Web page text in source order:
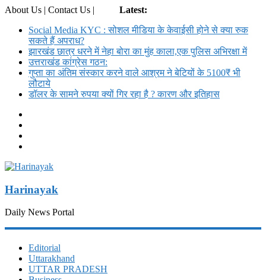
About Us | Contact Us |
Latest:
Social Media KYC : सोशल मीडिया के केवाईसी होने से क्या रुक
सकते हैं अपराध?
झारखंड छात्र धरने में नेहा बोरा का मुंह काला,एक पुलिस अभिरक्षा में
उत्तराखंड कांग्रेस गठन:
गुप्ता का अंतिम संस्कार करने वाले आश्रम ने बेटियों के 5100₹ भी
लौटाये
डॉलर के सामने रुपया क्यों गिर रहा है ? कारण और इतिहास
Harinayak
Daily News Portal
Editorial
Uttarakhand
UTTAR PRADESH